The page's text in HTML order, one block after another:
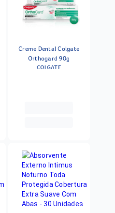
Creme Dental Colgate
Orthogard 90g
COLGATE